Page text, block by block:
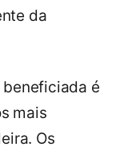
da
é
mais
Os